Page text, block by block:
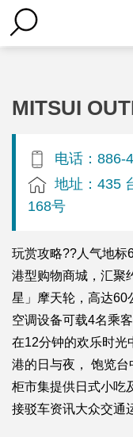
MITSUI
电话：886-
地址：435
168号
玩赏攻略??人气地标
港型购物商城，汇聚
星」摩天轮，高达60
空调设备可载4名乘
在12分钟的欢乐时光
港的日与夜， 饱览
柜市集提供日式小吃
接驳车资讯大众交通